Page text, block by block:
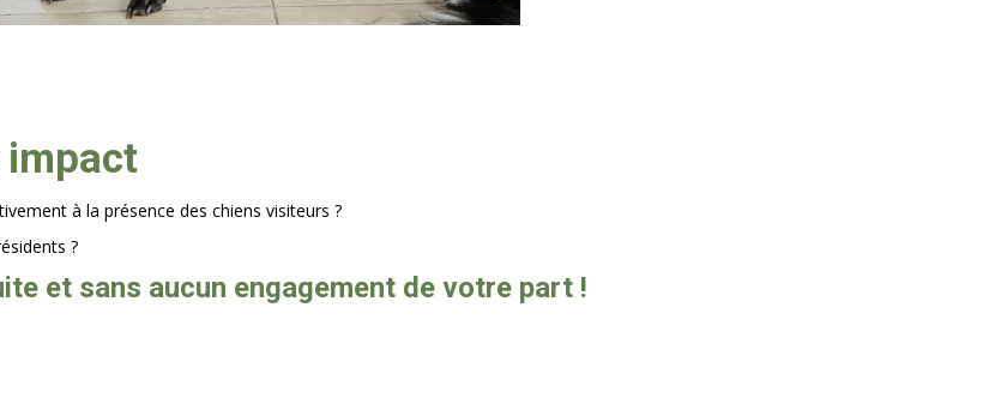
à la présence des chiens visiteurs ?
?
et sans aucun engagement de votre part !